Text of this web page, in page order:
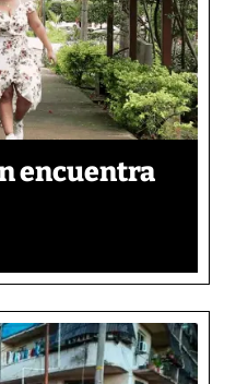
encuentra